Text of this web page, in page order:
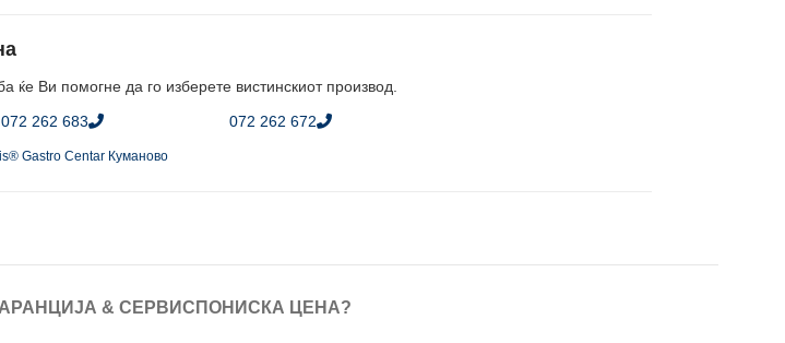
ќе Ви помогне да го изберете вистинскиот производ.
072 262 683 072 262 672
Gastro Centar Куманово
& СЕРВИС ПОНИСКА ЦЕНА?